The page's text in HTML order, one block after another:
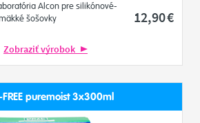
Alcon pre silikónové-
šošovky
12,90€
Zobraziť výrobok
FREE puremoist 3x300ml